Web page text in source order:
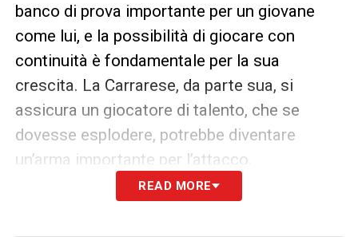
banco di prova importante per un giovane
come lui, e la possibilità di giocare con
continuità è fondamentale per la sua
crescita. La Carrarese, da parte sua, si
assicura un giocatore di talento, che se
dovesse esplodere, potrebbe diventare
un’arma importante per l’attacco.
LE ULTIME NOTIZIE SUL CALCIOMERCATO
READ MORE